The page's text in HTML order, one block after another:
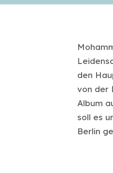
den
von der
Album
soll es
Berlin